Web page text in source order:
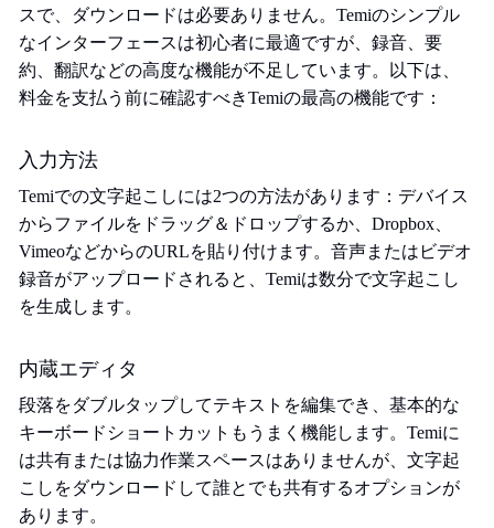
スで、ダウンロードは必要ありません。Temiのシンプル
なインターフェースは初心者に最適ですが、録音、要
約、翻訳などの高度な機能が不足しています。以下は、
料金を支払う前に確認すべきTemiの最高の機能です：
入力方法
Temiでの文字起こしには2つの方法があります：デバイス
からファイルをドラッグ＆ドロップするか、Dropbox、
VimeoなどからのURLを貼り付けます。音声またはビデオ
録音がアップロードされると、Temiは数分で文字起こし
を生成します。
内蔵エディタ
段落をダブルタップしてテキストを編集でき、基本的な
キーボードショートカットもうまく機能します。Temiに
は共有または協力作業スペースはありませんが、文字起
こしをダウンロードして誰とでも共有するオプションが
あります。